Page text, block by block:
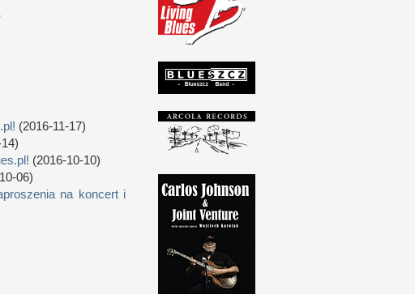
(2016-11-17)
(2016-10-10)
06)
na koncert i